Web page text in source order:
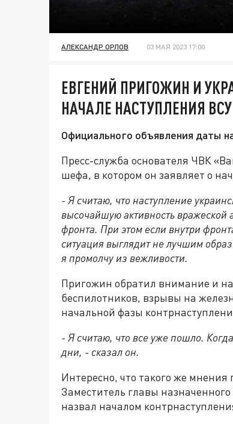
АЛЕКСАНДР ОРЛОВ 03 МАЯ 2023 17:00
ЕВГЕНИЙ ПРИГОЖИН И
НАЧАЛЕ НАСТУПЛЕНИЯ ВСУ
Официального объявления даты
Пресс-служба основателя ЧВК
шефа, в котором он заявляет о
- Я считаю, что наступление
высочайшую активность
фронта. При этом если внутри
ситуация выглядит не лучшим
я промолчу из вежливости.
Пригожин обратил внимание и
беспилотников, взрывы на
начальной фазы
- Я считаю, что все уже пошло.
дни, - сказал он.
Интересно, что такого же
Заместитель главы
назвал началом